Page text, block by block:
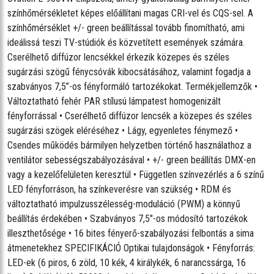
Fényáram (közepes lencse): 3,967 lumen
Fényáram (széles lencse): 4,476 lumen
Megvilágítás (közepes lencse): 1220 lux @ 5 m
Megvilágítás (széles lencse): 220 lux @ 5 m
Választható PWM: 600 Hz, 1200 Hz, 2000 Hz, 4000 Hz, 6000 Hz,
6000 Hz, 25000 Hz
Dimmer: Elektronikus
Shutter/Stroboszkóp: Elektronikus
Stroboszkóp frekvencia: Hz: 0-29 Hz
Önálló színkeverés: Igen
Színhőmérséklet presetek: Igen
Dimmer mód: 4
Beépített automatizált programok: Yes
Felépítés / Fizikai jellemzők
Méretek: 317 x 326 x 363 mm
Tömeg: 5,5 kg
Külső szín: Fekete
Tartozéktartó / színkeret mérete: 191 mm
Csatlakozások
Adatcsatlakozók: XLR csatlakozók: 3- és 5-tűs XLR
Kábelhossz (tápellátás): (1,5 m)
Vezérlés
Vezérlési protokoll: DMX, RDM
DMX-csatornák: DMX-csatornák: 3, 5, 6, 8, 11, 15 vagy 17
DMX Módok: (3, 5, 6, 8, 11, 15, 17)
színhőmérsékletet képes előállítani magas CRI-vel és CQS-sel. A
színhőmérséklet +/- green beállítással tovább finomítható, ami
ideálissá teszi TV-stúdiók és közvetített események számára.
Cserélhető diffúzor lencsékkel érkezik közepes és széles
sugárzási szögű fénycsóvák kibocsátásához, valamint fogadja a
szabványos 7,5”-os fényformáló tartozékokat. Termékjellemzők •
Változtatható fehér PAR stílusú lámpatest homogenizált
fényforrással • Cserélhető diffúzor lencsék a közepes és széles
sugárzási szögek eléréséhez • Lágy, egyenletes fénymező •
Csendes működés bármilyen helyzetben történő használathoz a
ventilátor sebességszabályozásával • +/- green beállítás DMX-en
vagy a kezelőfelületen keresztül • Független színvezérlés a 6 színű
LED fényforráson, ha színkeverésre van szükség • RDM és
változtatható impulzusszélesség-moduláció (PWM) a könnyű
beállítás érdekében • Szabványos 7,5"-os módosító tartozékok
illeszthetősége • 16 bites fényerő-szabályozási felbontás a sima
átmenetekhez SPECIFIKÁCIÓ Optikai tulajdonságok • Fényforrás:
LED-ek (6 piros, 6 zöld, 10 kék, 4 királykék, 6 narancssárga, 16